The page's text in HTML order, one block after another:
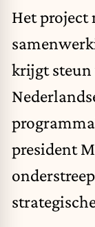
Het project
krijgt steun
president